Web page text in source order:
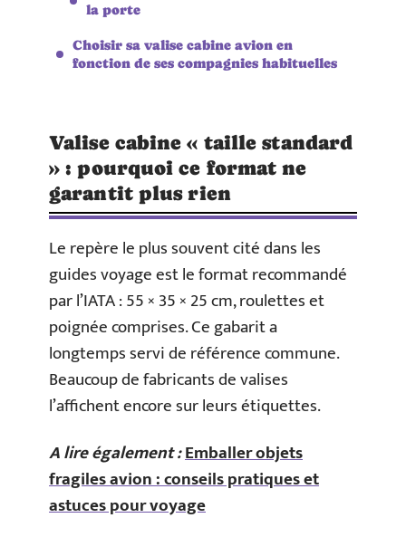
la porte
Choisir sa valise cabine avion en
fonction de ses compagnies habituelles
Valise cabine « taille standard
» : pourquoi ce format ne
garantit plus rien
Le repère le plus souvent cité dans les
guides voyage est le format recommandé
par l’IATA : 55 × 35 × 25 cm, roulettes et
poignée comprises. Ce gabarit a
longtemps servi de référence commune.
Beaucoup de fabricants de valises
l’affichent encore sur leurs étiquettes.
A lire également :Emballer objets
fragiles avion : conseils pratiques et
astuces pour voyage